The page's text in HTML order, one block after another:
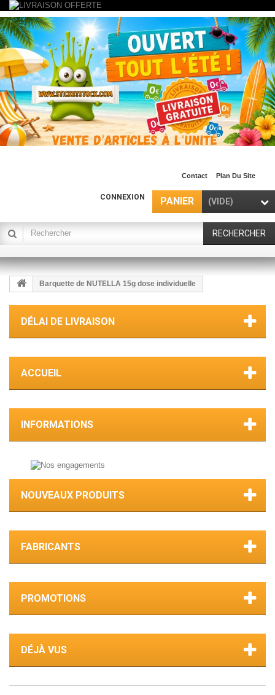
Contact Plan Du Site
PANIER (VIDE)
CONNEXION
RECHERCHER
Barquette de NUTELLA 15g dose individuelle
DÉLAI DE LIVRAISON
ACCUEIL
INFORMATIONS
NOUVEAUX PRODUITS
FABRICANTS
PROMOTIONS
DÉJÀ VUS